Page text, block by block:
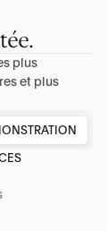
plus
et plus